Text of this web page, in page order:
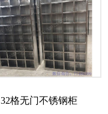
32格无门不锈钢柜